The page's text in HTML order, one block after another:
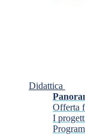
Didattica
Offerta
I